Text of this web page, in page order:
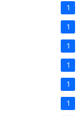
1
1
1
1
1
1